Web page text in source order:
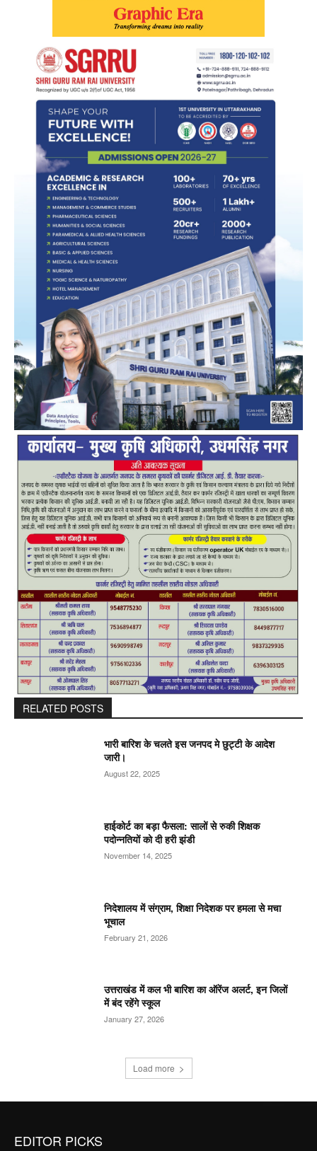
RELATED POSTS
भारी बारिश के चलते इस जनपद मे छुट्टी के आदेश
जारी।
August 22, 2025
हाईकोर्ट का बड़ा फैसला: सालों से रुकी शिक्षक
पदोन्नतियों को दी हरी झंडी
November 14, 2025
निदेशालय में संग्राम, शिक्षा निदेशक पर हमला से मचा
भूचाल
February 21, 2026
उत्तराखंड में कल भी बारिश का ऑरेंज अलर्ट, इन जिलों
में बंद रहेंगे स्कूल
January 27, 2026
Load more
EDITOR PICKS